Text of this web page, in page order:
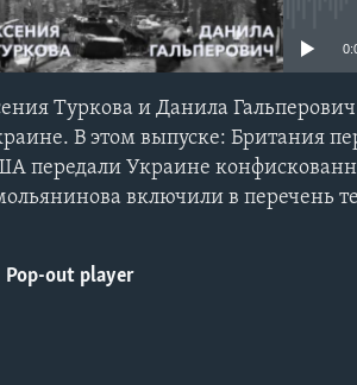
Туркова и Данила
В этом выпуске: Британия
передали Украине
включили в перечень
Pop-out player